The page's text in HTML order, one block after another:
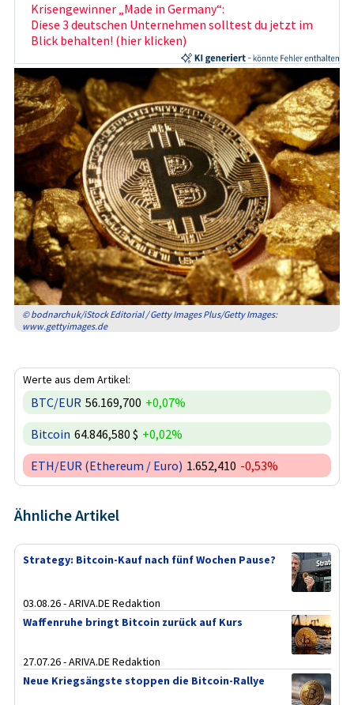
Krisengewinner „Made in Germany“:
Diese 3 deutschen Unternehmen solltest du jetzt im
Blick behalten! (hier klicken)
© bodnarchuk/iStock Editorial / Getty Images Plus/Getty Images:
www.gettyimages.de
Werte aus dem Artikel:
BTC/EUR 56.169,700 +0,07%
Bitcoin 64.846,580 $ +0,02%
ETH/EUR (Ethereum / Euro) 1.652,410 -0,53%
Ähnliche Artikel
Strategy: Bitcoin-Kauf nach fünf Wochen Pause?
03.08.26 - ARIVA.DE Redaktion
Waffenruhe bringt Bitcoin zurück auf Kurs
27.07.26 - ARIVA.DE Redaktion
Neue Kriegsängste stoppen die Bitcoin-Rallye